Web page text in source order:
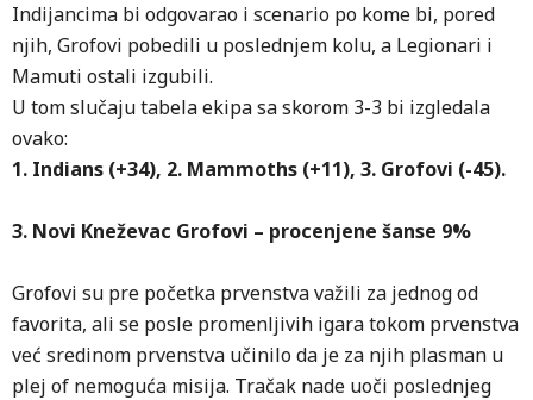
Indijancima bi odgovarao i scenario po kome bi, pored
njih, Grofovi pobedili u poslednjem kolu, a Legionari i
Mamuti ostali izgubili.
U tom slučaju tabela ekipa sa skorom 3-3 bi izgledala
ovako:
1. Indians (+34), 2. Mammoths (+11), 3. Grofovi (-45).
3. Novi Kneževac Grofovi – procenjene šanse 9%
Grofovi su pre početka prvenstva važili za jednog od
favorita, ali se posle promenljivih igara tokom prvenstva
već sredinom prvenstva učinilo da je za njih plasman u
plej of nemoguća misija. Tračak nade uoči poslednjeg